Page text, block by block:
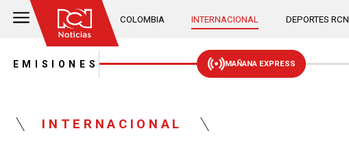
COLOMBIA INTERNACIONAL DEPORTES RCN
EMISIONES MAÑANA EXPRESS
INTERNACIONAL